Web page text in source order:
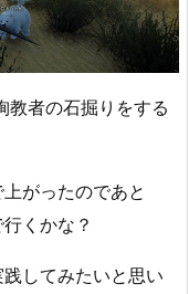
教者の石掘りをする
がったのであと
くかな？
してみたいと思い